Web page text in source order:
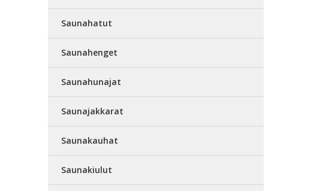
Saunahatut
Saunahenget
Saunahunajat
Saunajakkarat
Saunakauhat
Saunakiulut